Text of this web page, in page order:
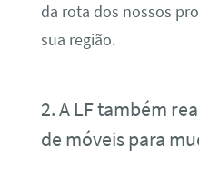
da rota dos nossos
sua região.
2. A LF também
de móveis para